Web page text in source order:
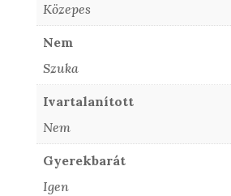
Közepes
Nem
Szuka
Ivartalanított
Nem
Gyerekbarát
Igen